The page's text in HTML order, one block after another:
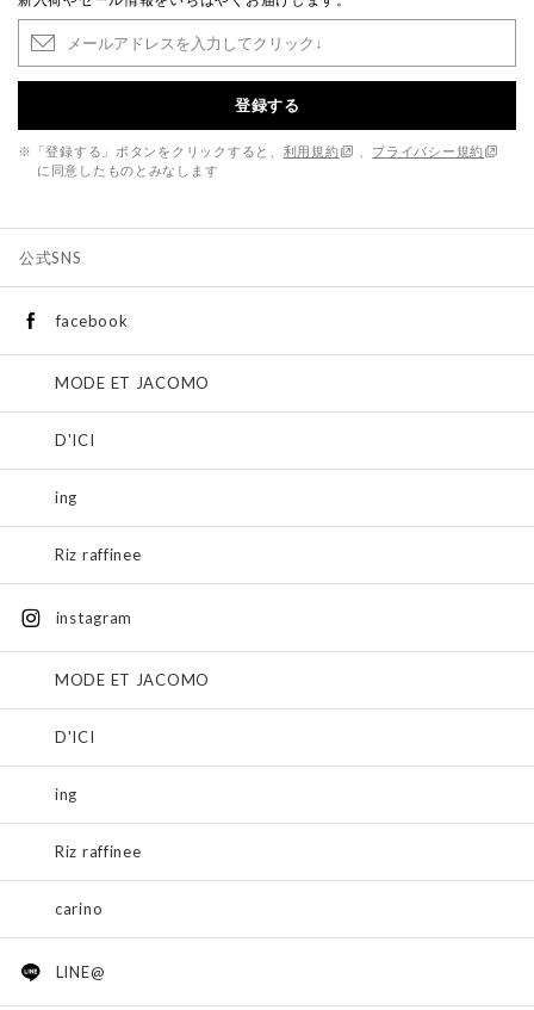
登録する
※「登録する」ボタンをクリックすると、 利用規約
プライバシー規約
に同意したものとみなします
公式SNS
facebook
MODE ET JACOMO
D'ICI
ing
Riz raffinee
instagram
MODE ET JACOMO
D'ICI
ing
Riz raffinee
carino
LINE@